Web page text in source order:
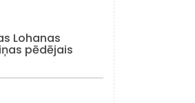
Lohanas
pēdējais